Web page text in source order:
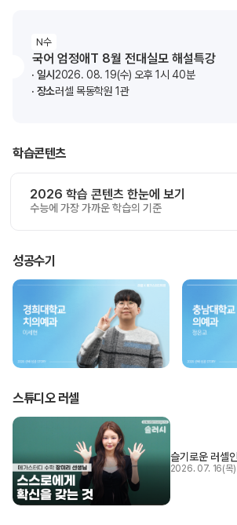
N수
국어 엄정애T 8월 전대실모 해설특강
일시2026. 08. 19(수) 오후 1시 40분
장소러셀 목동학원 1관
학습콘텐츠
2026 학습 콘텐츠 한눈에 보기
수능에 가장 가까운 학습의 기준
성공수기
스튜디오 러셀
슬기로운 러셀
2026. 07. 16(목)